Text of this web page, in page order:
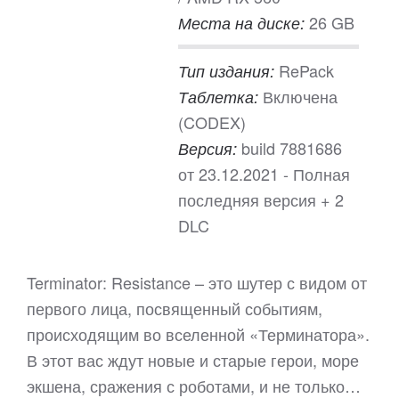
Места на диске: 26 GB
Тип издания: RePack
Таблетка: Включена
(CODEX)
Версия: build 7881686
от 23.12.2021 - Полная
последняя версия + 2
DLC
Terminator: Resistance – это шутер с видом от
первого лица, посвященный событиям,
происходящим во вселенной «Терминатора».
В этот вас ждут новые и старые герои, море
экшена, сражения с роботами, и не только…